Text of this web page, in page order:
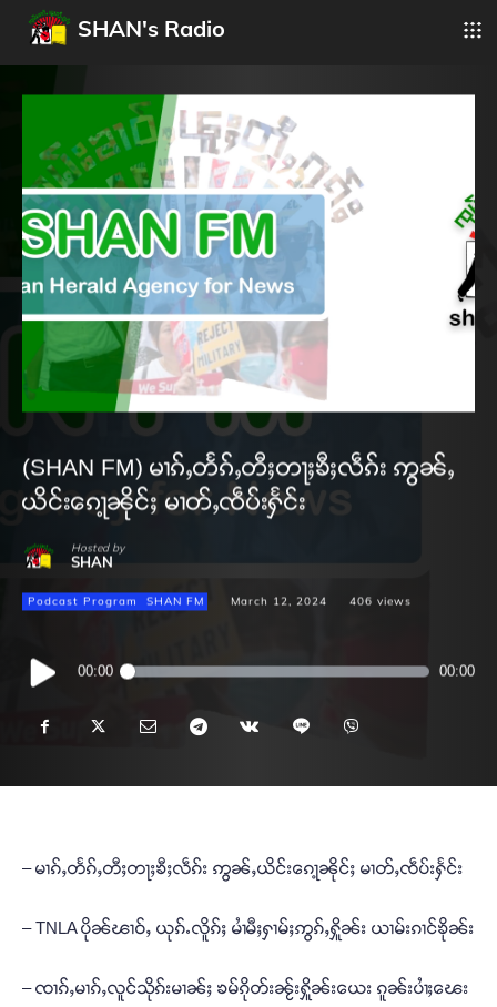
SHAN's Radio
(SHAN FM) မၢၵ်ႇတႅၵ်ႇတီႈတႃႈၶီႈလဵၵ်း ဢွၼ်ႇ
ယိင်းၵေႃ့ၼိုင်ႈ မၢတ်ႇၸဵပ်းႁႅင်း
Hosted by
SHAN
Podcast Program SHAN FM March 12, 2024 406 views
Audio
Player
00:00 00:00
– မၢၵ်ႇတႅၵ်ႇတီႈတႃႈၶီႈလဵၵ်း ဢွၼ်ႇယိင်းၵေႃ့ၼိုင်ႈ မၢတ်ႇၸဵပ်းႁႅင်း
– TNLA ပိုၼ်ၽၢဝ်ႇ ယုၵ်ႉလိူၵ်ႈ မၢႆမီႈႁၢမ်ႈဢွၵ်ႇႁိူၼ်း ယၢမ်းၵၢင်ၶိုၼ်း
– ၸၢၵ်ႇမၢၵ်ႇလူင်သိုၵ်းမၢၼ်ႈ ၶမ်ၵိုတ်းၼႂ်းႁိူၼ်းယေး ၵူၼ်းပၢႆႈၽေး